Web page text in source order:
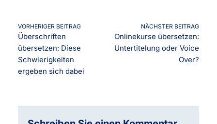
VORHERIGER BEITRAG
Überschriften
übersetzen: Diese
Schwierigkeiten
ergeben sich dabei
NÄCHSTER BEITRAG
Onlinekurse übersetzen:
Untertitelung oder Voice
Over?